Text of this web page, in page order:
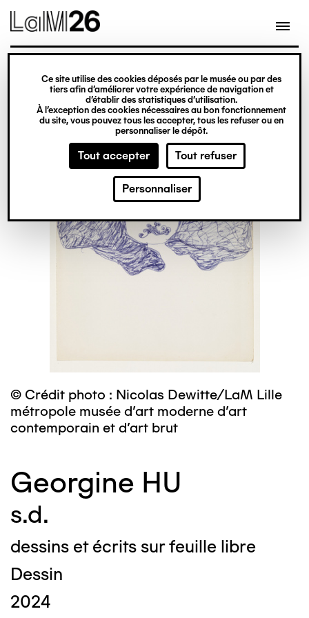
Gestion des cookies
Ce site utilise des cookies déposés par le musée ou par des
tiers afin d’améliorer votre expérience de navigation et
d’établir des statistiques d’utilisation.
À l’exception des cookies nécessaires au bon fonctionnement
du site, vous pouvez tous les accepter, tous les refuser ou en
personnaliser le dépôt.
Tout accepter Tout refuser
Personnaliser
contenu
© Crédit photo : Nicolas Dewitte/LaM Lille
métropole musée d’art moderne d’art
contemporain et d’art brut
Georgine HU
s.d.
dessins et écrits sur feuille libre
Dessin
2024